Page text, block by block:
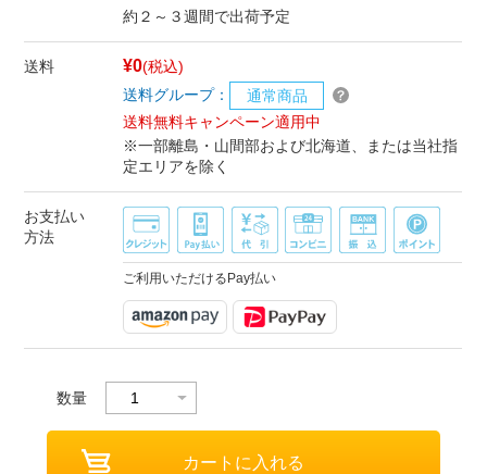
約２～３週間で出荷予定
送料 ¥0(税込)
送料グループ：
通常商品
送料無料キャンペーン適用中
※一部離島・山間部および北海道、または当社指
定エリアを除く
お支払い
方法
ご利用いただけるPay払い
数量